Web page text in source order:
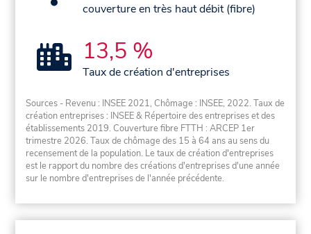
couverture en très haut débit (fibre)
13,5 %
Taux de création d'entreprises
Sources - Revenu : INSEE 2021, Chômage : INSEE, 2022. Taux de
création entreprises : INSEE & Répertoire des entreprises et des
établissements 2019. Couverture fibre FTTH : ARCEP 1er
trimestre 2026. Taux de chômage des 15 à 64 ans au sens du
recensement de la population. Le taux de création d'entreprises
est le rapport du nombre des créations d'entreprises d'une année
sur le nombre d'entreprises de l'année précédente.